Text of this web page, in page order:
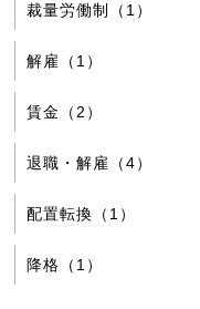
裁量労働制（1）
解雇（1）
賃金（2）
退職・解雇（4）
配置転換（1）
降格（1）